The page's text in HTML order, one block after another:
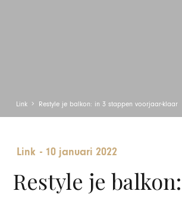
Link Restyle je balkon: in 3 stappen voorjaar-klaar
Link - 10 januari 2022
Restyle je